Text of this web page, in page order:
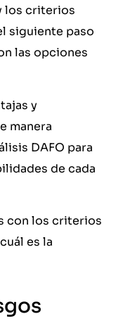
los criterios
siguiente paso
las opciones
y
manera
DAFO para
de cada
con los criterios
es la